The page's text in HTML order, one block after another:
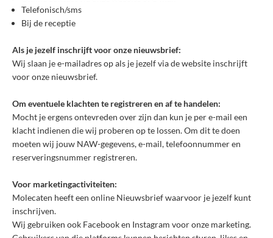
Telefonisch/sms
Bij de receptie
Als je jezelf inschrijft voor onze nieuwsbrief:
Wij slaan je e-mailadres op als je jezelf via de website inschrijft
voor onze nieuwsbrief.
Om eventuele klachten te registreren en af te handelen:
Mocht je ergens ontevreden over zijn dan kun je per e-mail een
klacht indienen die wij proberen op te lossen. Om dit te doen
moeten wij jouw NAW-gegevens, e-mail, telefoonnummer en
reserveringsnummer registreren.
Voor marketingactiviteiten:
Molecaten heeft een online Nieuwsbrief waarvoor je jezelf kunt
inschrijven.
Wij gebruiken ook Facebook en Instagram voor onze marketing.